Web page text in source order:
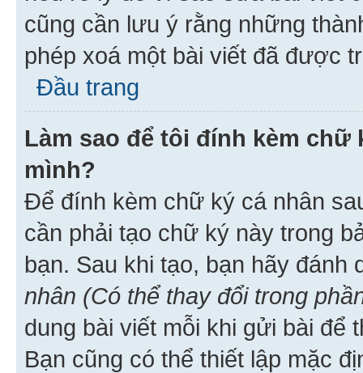
cũng cần lưu ý rằng những
phép xoá một bài viết đã được
Đầu trang
Làm sao để tôi đính kèm chữ
mình?
Để đính kèm chữ ký cá nhân
cần phải tạo chữ ký này trong
bạn. Sau khi tạo, bạn hãy
nhân (Có thể thay đổi trong
dung bài viết mỗi khi gửi bài để
Bạn cũng có thể thiết lập mặc